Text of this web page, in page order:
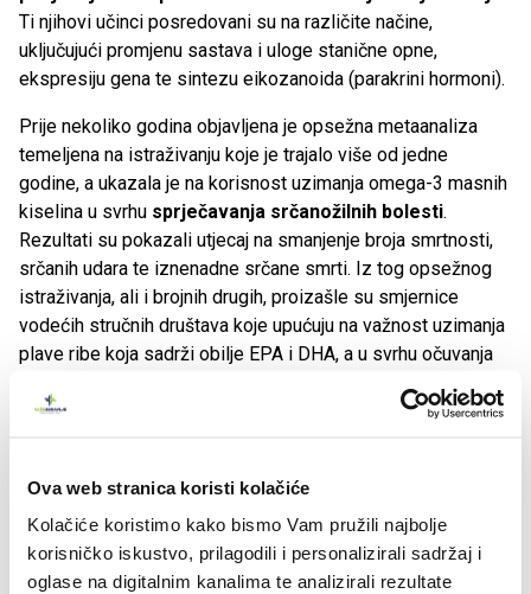
Ova web stranica koristi kolačiće
Kolačiće koristimo kako bismo Vam pružili najbolje
korisničko iskustvo, prilagodili i personalizirali sadržaj i
oglase na digitalnim kanalima te analizirali rezultate
Ti njihovi učinci posredovani su na različite načine,
uključujući promjenu sastava i uloge stanične opne,
ekspresiju gena te sintezu eikozanoida (parakrini hormoni).
Prije nekoliko godina objavljena je opsežna metaanaliza
temeljena na istraživanju koje je trajalo više od jedne
godine, a ukazala je na korisnost uzimanja omega-3 masnih
kiselina u svrhu sprječavanja srčanožilnih bolesti.
Rezultati su pokazali utjecaj na smanjenje broja smrtnosti,
srčanih udara te iznenadne srčane smrti. Iz tog opsežnog
istraživanja, ali i brojnih drugih, proizašle su smjernice
vodećih stručnih društava koje upućuju na važnost uzimanja
plave ribe koja sadrži obilje EPA i DHA, a u svrhu očuvanja
kiselina za srčanožilni sustav posredovane su preinakama
osoba s blagom hiperlipidemijom, a dodatak 1 g DHA na
dan samostalno ili u mješavini s EPA u osoba s
hipertrigliceridemijom rezultira smanjenjem triglicerida za
22 posto.